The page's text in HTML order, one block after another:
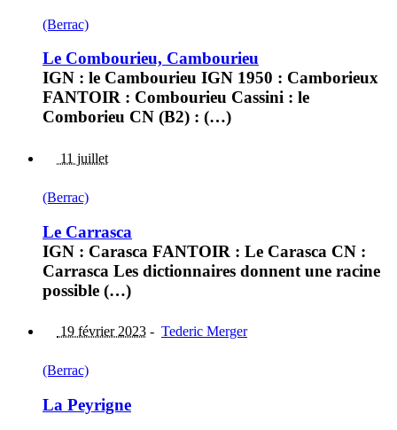
(Berrac)
Le Combourieu, Cambourieu
IGN : le Cambourieu IGN 1950 : Camborieux
FANTOIR : Combourieu Cassini : le
Comborieu CN (B2) : (…)
11 juillet
(Berrac)
Le Carrasca
IGN : Carasca FANTOIR : Le Carasca CN :
Carrasca Les dictionnaires donnent une racine
possible (…)
19 février 2023 - Tederic Merger
(Berrac)
La Peyrigne